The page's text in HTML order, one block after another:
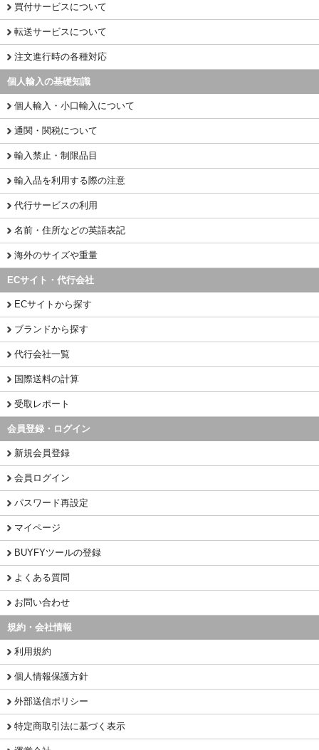
買付サービスについて
転送サービスについて
注文進行時の各種対応
個人輸入の基礎知識
個人輸入・小口輸入について
通関・関税について
輸入禁止・制限品目
輸入品を利用する際の注意
代行サービスの利用
名前・住所などの英語表記
海外のサイズや重量
ECサイト・代行会社
ECサイトから探す
ブランドから探す
代行会社一覧
国際送料の計算
受取レポート
会員登録・ログイン
新規会員登録
会員ログイン
パスワード再設定
マイページ
BUYFYツールの登録
よくある質問
お問い合わせ
規約・会社情報
利用規約
個人情報保護方針
外部送信ポリシー
特定商取引法に基づく表示